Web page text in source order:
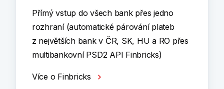
Přímý vstup do všech bank přes jedno
rozhraní (automatické párování plateb
z největších bank v ČR, SK, HU a RO přes
multibankovní PSD2 API Finbricks)
Více o Finbricks